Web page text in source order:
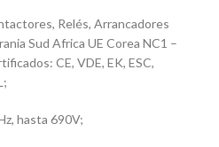
Relés, Arrancadores
Sud Africa UE Corea NC1 –
CE, VDE, EK, ESC,
hasta 690V;